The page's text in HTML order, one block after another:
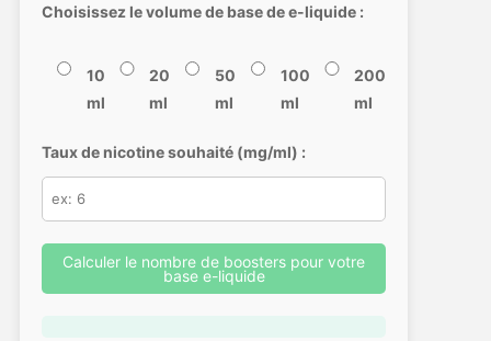
Choisissez le volume de base de e-liquide :
10
ml
20
ml
50
ml
100
ml
200
ml
Taux de nicotine souhaité (mg/ml) :
Calculer le nombre de boosters pour votre
base e-liquide